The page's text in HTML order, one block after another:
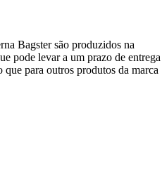
Bagster são produzidos na
pode levar a um prazo de entrega
para outros produtos da marca